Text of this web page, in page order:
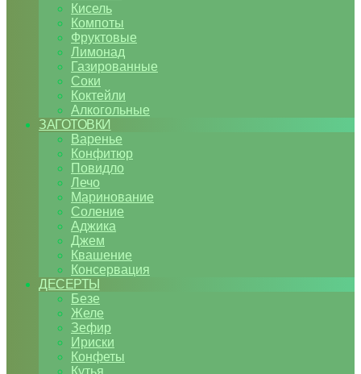
Кисель
Компоты
Фруктовые
Лимонад
Газированные
Соки
Коктейли
Алкогольные
ЗАГОТОВКИ
Варенье
Конфитюр
Повидло
Лечо
Маринование
Соление
Аджика
Джем
Квашение
Консервация
ДЕСЕРТЫ
Безе
Желе
Зефир
Ириски
Конфеты
Кутья